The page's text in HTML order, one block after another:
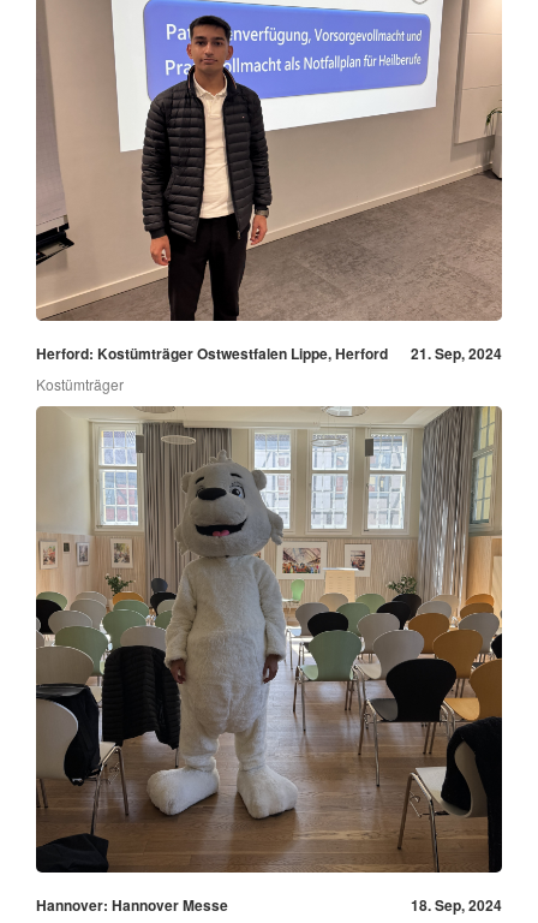
Herford: Kostümträger Ostwestfalen Lippe, Herford 21. Sep, 2024
Kostümträger
Hannover: Hannover Messe 18. Sep, 2024